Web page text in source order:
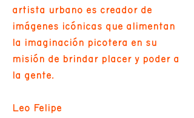
artista urbano es creador de
imágenes icónicas que alimentan
la imaginación picotera en su
misión de brindar placer y poder a
la gente.
Leo Felipe